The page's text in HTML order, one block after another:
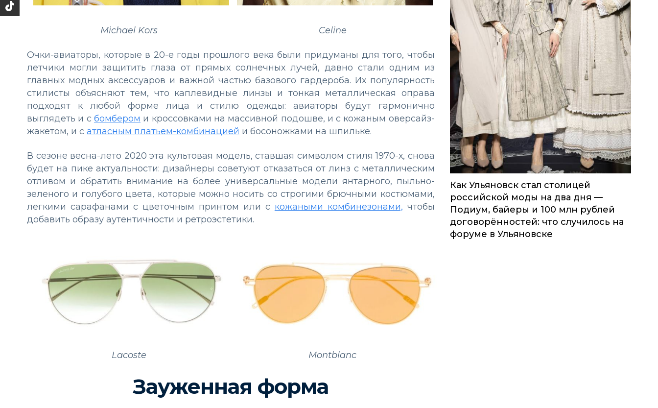
Michael Kors Celine
Очки-авиаторы, которые в 20-е годы прошлого века были придуманы для того, чтобы
летчики могли защитить глаза от прямых солнечных лучей, давно стали одним из
главных модных аксессуаров и важной частью базового гардероба. Их популярность
стилисты объясняют тем, что каплевидные линзы и тонкая металлическая оправа
подходят к любой форме лица и стилю одежды: авиаторы будут гармонично
выглядеть и с бомбером и кроссовками на массивной подошве, и с кожаным оверсайз-
жакетом, и с атласным платьем-комбинацией и босоножками на шпильке.
В сезоне весна-лето 2020 эта культовая модель, ставшая символом стиля 1970-х, снова
будет на пике актуальности: дизайнеры советуют отказаться от линз с металлическим
отливом и обратить внимание на более универсальные модели янтарного, пыльно-
зеленого и голубого цвета, которые можно носить со строгими брючными костюмами,
легкими сарафанами с цветочным принтом или с кожаными комбинезонами, чтобы
добавить образу аутентичности и ретроэстетики.
Lacoste Montblanc
Зауженная форма
Как Ульяновск стал столицей
российской моды на два дня —
Подиум, байеры и 100 млн рублей
договорённостей: что случилось на
форуме в Ульяновске